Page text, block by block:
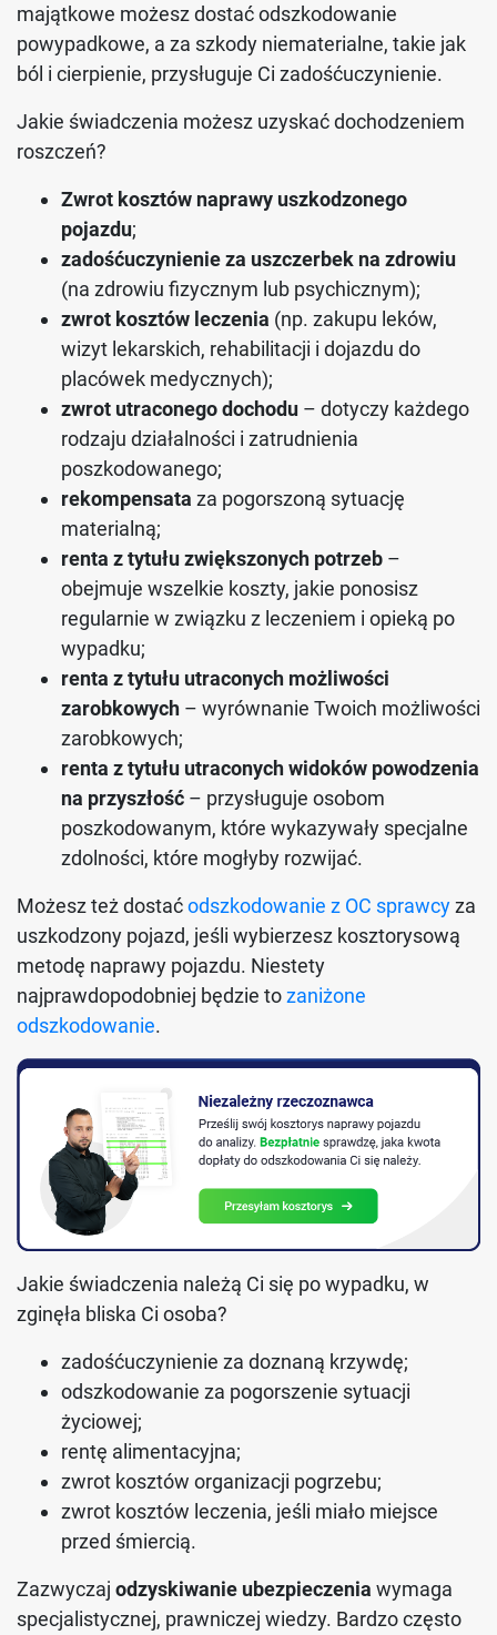
majątkowe możesz dostać odszkodowanie
powypadkowe, a za szkody niematerialne, takie jak
ból i cierpienie, przysługuje Ci zadośćuczynienie.
Jakie świadczenia możesz uzyskać dochodzeniem
roszczeń?
Zwrot kosztów naprawy uszkodzonego
pojazdu;
zadośćuczynienie za uszczerbek na zdrowiu
(na zdrowiu fizycznym lub psychicznym);
zwrot kosztów leczenia (np. zakupu leków,
wizyt lekarskich, rehabilitacji i dojazdu do
placówek medycznych);
zwrot utraconego dochodu – dotyczy każdego
rodzaju działalności i zatrudnienia
poszkodowanego;
rekompensata za pogorszoną sytuację
materialną;
renta z tytułu zwiększonych potrzeb –
obejmuje wszelkie koszty, jakie ponosisz
regularnie w związku z leczeniem i opieką po
wypadku;
renta z tytułu utraconych możliwości
zarobkowych – wyrównanie Twoich możliwości
zarobkowych;
renta z tytułu utraconych widoków powodzenia
na przyszłość – przysługuje osobom
poszkodowanym, które wykazywały specjalne
zdolności, które mogłyby rozwijać.
Możesz też dostaćodszkodowanie z OC sprawcyza
uszkodzony pojazd, jeśli wybierzesz kosztorysową
metodę naprawy pojazdu. Niestety
najprawdopodobniej będzie tozaniżone
odszkodowanie.
Jakie świadczenia należą Ci się po wypadku, w
zginęła bliska Ci osoba?
zadośćuczynienie za doznaną krzywdę;
odszkodowanie za pogorszenie sytuacji
życiowej;
rentę alimentacyjna;
zwrot kosztów organizacji pogrzebu;
zwrot kosztów leczenia, jeśli miało miejsce
przed śmiercią.
Zazwyczaj odzyskiwanie ubezpieczenia wymaga
specjalistycznej, prawniczej wiedzy. Bardzo często